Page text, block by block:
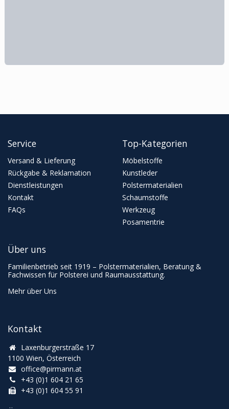
Service
Versand & Lieferung
Rückgabe & Reklamation
Dienstleistungen
Kontakt
FAQs
Top-Kategorien
Möbelstoffe
Kunstleder
Polstermaterialien
Schaumstoffe
Werkzeug
Posamentrie
Kontakt
Laxenburgerstraße 17
1100 Wien, Österreich
office@pirmann.at
+43 (0)1 604 21 65
+43 (0)1 604 55 91
Über uns
Familienbetrieb seit 1919 – Polstermaterialien, Beratung &
Fachwissen für Polsterei und Raumausstattung.
Mehr über Uns